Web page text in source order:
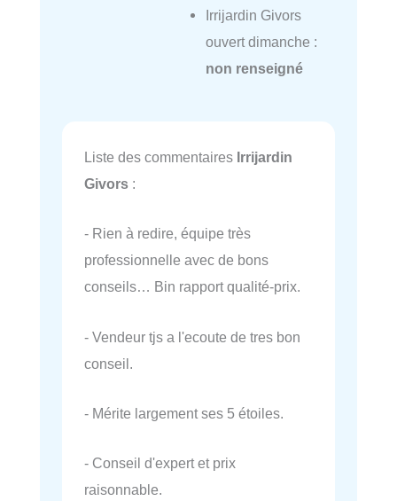
Irrijardin Givors
ouvert dimanche :
non renseigné
Liste des commentaires Irrijardin
Givors :
- Rien à redire, équipe très
professionnelle avec de bons
conseils… Bin rapport qualité-prix.
- Vendeur tjs a l'ecoute de tres bon
conseil.
- Mérite largement ses 5 étoiles.
- Conseil d'expert et prix
raisonnable.